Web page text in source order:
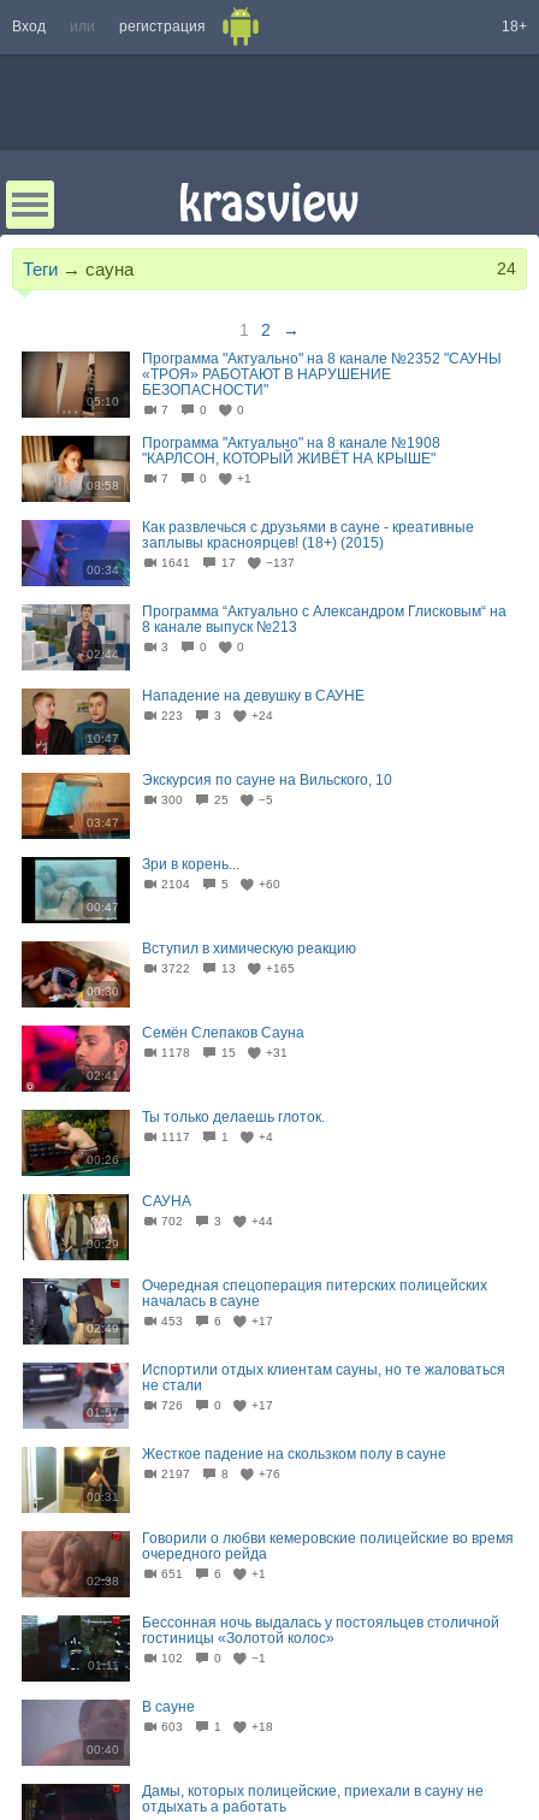
Вход или регистрация 18+
Теги → сауна 24
1 2 →
05:10
Программа "Актуально" на 8 канале №2352 "САУНЫ
«ТРОЯ» РАБОТАЮТ В НАРУШЕНИЕ
БЕЗОПАСНОСТИ"
7 0 0
08:58
Программа "Актуально" на 8 канале №1908
"КАРЛСОН, КОТОРЫЙ ЖИВЁТ НА КРЫШЕ"
7 0 +1
00:34
Как развлечься с друзьями в сауне - креативные
заплывы красноярцев! (18+) (2015)
1641 17 −137
02:44
Программа “Актуально с Александром Глисковым“ на
8 канале выпуск №213
3 0 0
10:47
Нападение на девушку в САУНЕ
223 3 +24
03:47
Экскурсия по сауне на Вильского, 10
300 25 −5
00:47
Зри в корень...
2104 5 +60
00:30
Вступил в химическую реакцию
3722 13 +165
02:41
Семён Слепаков Сауна
1178 15 +31
00:26
Ты только делаешь глоток.
1117 1 +4
00:29
САУНА
702 3 +44
02:49
Очередная спецоперация питерских полицейских
началась в сауне
453 6 +17
01:57
Испортили отдых клиентам сауны, но те жаловаться
не стали
726 0 +17
00:31
Жесткое падение на скользком полу в сауне
2197 8 +76
02:38
Говорили о любви кемеровские полицейские во время
очередного рейда
651 6 +1
01:11
Бессонная ночь выдалась у постояльцев столичной
гостиницы «Золотой колос»
102 0 −1
00:40
В сауне
603 1 +18
Дамы, которых полицейские, приехали в сауну не
отдыхать а работать